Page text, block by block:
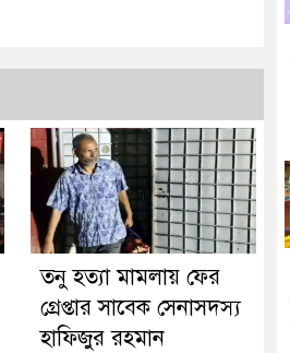
তনু হত্যা মামলায় ফের
গ্রেপ্তার সাবেক সেনাসদস্য
হাফিজুর রহমান